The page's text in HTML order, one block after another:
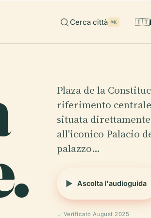
Cerca città ⌘K 🇮🇹
Plaza de la
riferimento
situata
all'iconico Palacio
palazzo…
Ascolta l'audioguida
Verificato August 2025